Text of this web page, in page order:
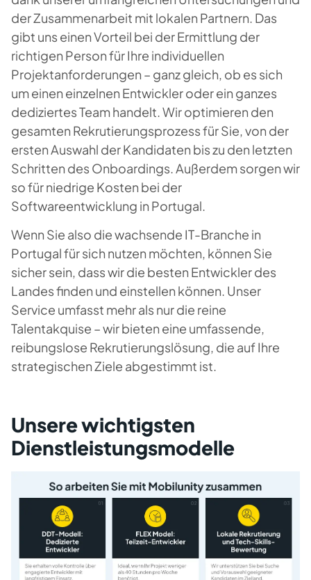
der Zusammenarbeit mit lokalen Partnern. Das
gibt uns einen Vorteil bei der Ermittlung der
richtigen Person für Ihre individuellen
Projektanforderungen – ganz gleich, ob es sich
um einen einzelnen Entwickler oder ein ganzes
dediziertes Team handelt. Wir optimieren den
gesamten Rekrutierungsprozess für Sie, von der
ersten Auswahl der Kandidaten bis zu den letzten
Schritten des Onboardings. Außerdem sorgen wir
so für niedrige Kosten bei der
Softwareentwicklung in Portugal.
Wenn Sie also die wachsende IT-Branche in
Portugal für sich nutzen möchten, können Sie
sicher sein, dass wir die besten Entwickler des
Landes finden und einstellen können. Unser
Service umfasst mehr als nur die reine
Talentakquise – wir bieten eine umfassende,
reibungslose Rekrutierungslösung, die auf Ihre
strategischen Ziele abgestimmt ist.
Unsere wichtigsten
Dienstleistungsmodelle